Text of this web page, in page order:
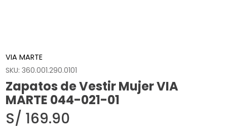
VIA MARTE
SKU:360.001.290.0101
Zapatos de Vestir Mujer VIA
MARTE 044-021-01
S/ 169.90